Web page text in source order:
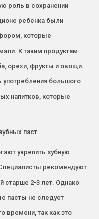
роль в сохранении
ребенка были
которые
К таким продуктам
орехи, фрукты и овощи.
употребления большого
напитков, которые
паст
укрепить зубную
рекомендуют
старше 2-3 лет. Однако
пасты не следует
времени, так как это